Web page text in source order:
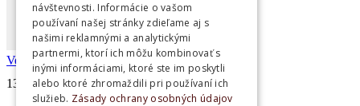
OLEJE?
Veľkoobchodný klub doTERRA!
13. mája 2020 Komentáre vypnuténa
Veľkoobchodný
návštevnosti. Informácie o vašom
používaní našej stránky zdieľame aj s
našimi reklamnými a analytickými
partnermi, ktorí ich môžu kombinovať s
inými informáciami, ktoré ste im poskytli
alebo ktoré zhromaždili pri používaní ich
služieb. Zásady ochrany osobných údajov